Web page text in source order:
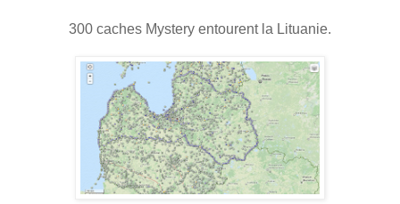
300 caches Mystery entourent la Lituanie.